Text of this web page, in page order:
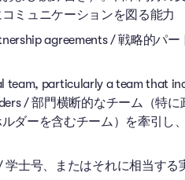
ミュニケーションを図る能力
agreements / 戦略的パー
team, particularly a team that
/ 部門横断的なチーム（特に
ダーを含むチーム）を牽引し
学士号、またはそれに相当する